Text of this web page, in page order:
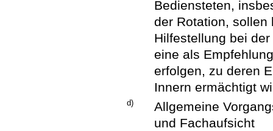
Bediensteten,
der Rotation, sollen
Hilfestellung bei
eine als
erfolgen, zu deren
Innern ermächtigt
d)
Allgemeine
und Fachaufsicht